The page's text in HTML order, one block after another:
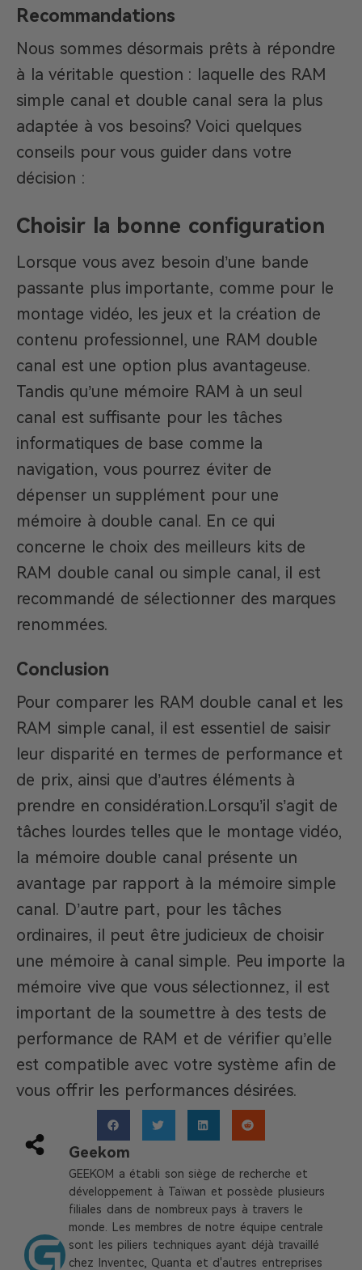
Recommandations
Nous sommes désormais prêts à répondre
à la véritable question : laquelle des RAM
simple canal et double canal sera la plus
adaptée à vos besoins? Voici quelques
conseils pour vous guider dans votre
décision :
Choisir la bonne configuration
Lorsque vous avez besoin d’une bande
passante plus importante, comme pour le
montage vidéo, les jeux et la création de
contenu professionnel, une RAM double
canal est une option plus avantageuse.
Tandis qu’une mémoire RAM à un seul
canal est suffisante pour les tâches
informatiques de base comme la
navigation, vous pourrez éviter de
dépenser un supplément pour une
mémoire à double canal. En ce qui
concerne le choix des meilleurs kits de
RAM double canal ou simple canal, il est
recommandé de sélectionner des marques
renommées.
Conclusion
Pour comparer les RAM double canal et les
RAM simple canal, il est essentiel de saisir
leur disparité en termes de performance et
de prix, ainsi que d’autres éléments à
prendre en considération.Lorsqu’il s’agit de
tâches lourdes telles que le montage vidéo,
la mémoire double canal présente un
avantage par rapport à la mémoire simple
canal. D’autre part, pour les tâches
ordinaires, il peut être judicieux de choisir
une mémoire à canal simple. Peu importe la
mémoire vive que vous sélectionnez, il est
important de la soumettre à des tests de
performance de RAM et de vérifier qu’elle
est compatible avec votre système afin de
vous offrir les performances désirées.
Geekom
GEEKOM a établi son siège de recherche et
développement à Taïwan et possède plusieurs
filiales dans de nombreux pays à travers le
monde. Les membres de notre équipe centrale
sont les piliers techniques ayant déjà travaillé
chez Inventec, Quanta et d'autres entreprises